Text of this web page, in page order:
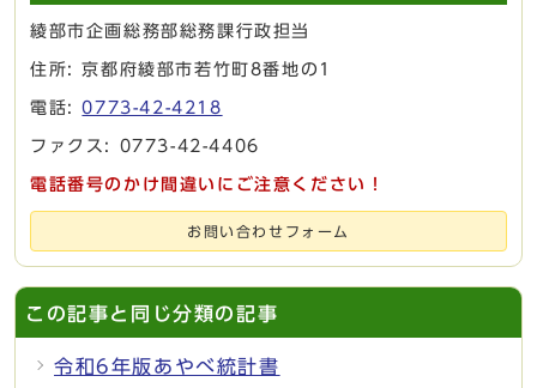
綾部市企画総務部総務課行政担当
住所: 京都府綾部市若竹町8番地の1
電話:0773-42-4218
ファクス: 0773-42-4406
電話番号のかけ間違いにご注意ください！
お問い合わせフォーム
この記事と同じ分類の記事
令和6年版あやべ統計書